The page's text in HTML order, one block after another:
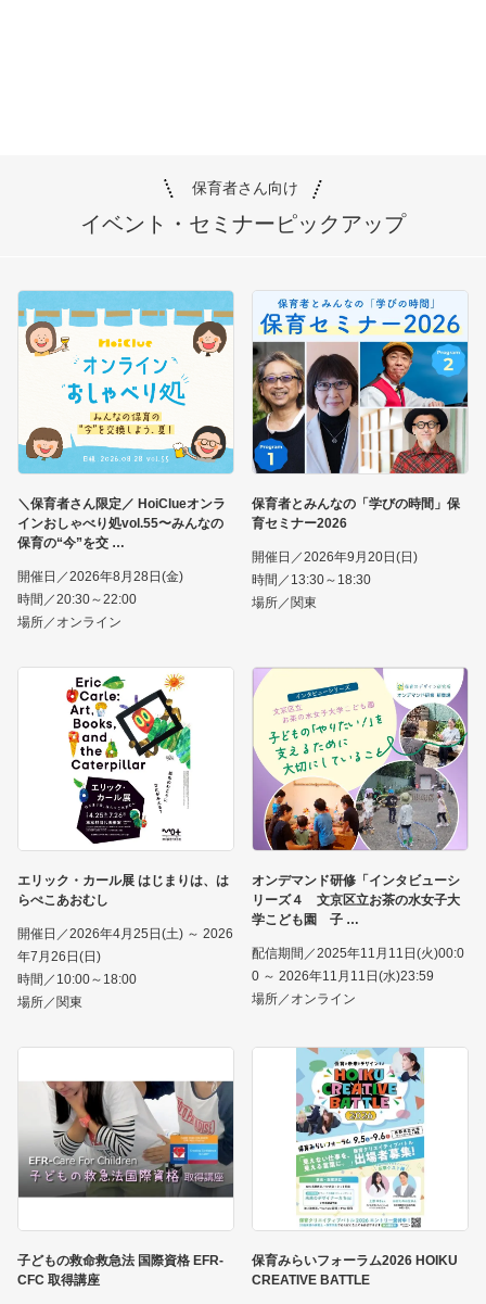
保育者さん向け
イベント・セミナーピックアップ
＼保育者さん限定／ HoiClueオンラ
インおしゃべり処vol.55〜みんなの
保育の“今”を交
開催日／2026年8月28日(金)
時間／20:30～22:00
場所／オンライン
保育者とみんなの「学びの時間」保
育セミナー2026
開催日／2026年9月20日(日)
時間／13:30～18:30
場所／関東
エリック・カール展 はじまりは、は
らぺこあおむし
開催日／2026年4月25日(土) ～ 2026
年7月26日(日)
時間／10:00～18:00
場所／関東
オンデマンド研修「インタビューシ
リーズ４ 文京区立お茶の水女子大
学こども園 子
配信期間／2025年11月11日(火)00:0
0 ～ 2026年11月11日(水)23:59
場所／オンライン
子どもの救命救急法 国際資格 EFR-
CFC 取得講座
保育みらいフォーラム2026 HOIKU
CREATIVE BATTLE